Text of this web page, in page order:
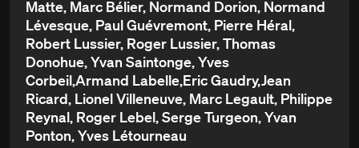
Matte, Marc Bélier, Normand Dorion, Normand
Lévesque, Paul Guévremont, Pierre Héral,
Robert Lussier, Roger Lussier, Thomas
Donohue, Yvan Saintonge, Yves
Corbeil,Armand Labelle,Eric Gaudry,Jean
Ricard, Lionel Villeneuve, Marc Legault, Philippe
Reynal, Roger Lebel, Serge Turgeon, Yvan
Ponton, Yves Létourneau